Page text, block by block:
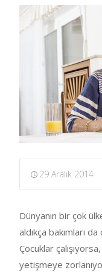
29 Aralık 2014
Dünyanın bir çok
aldıkça bakımları
Çocuklar
yetişmeye